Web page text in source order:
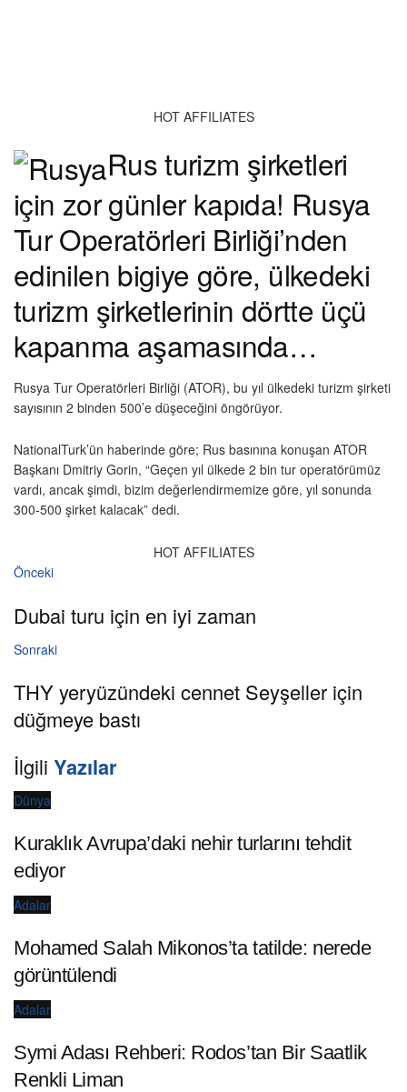
HOT AFFILIATES
Rus turizm şirketleri
için zor günler kapıda! Rusya
Tur Operatörleri Birliği’nden
edinilen bigiye göre, ülkedeki
turizm şirketlerinin dörtte üçü
kapanma aşamasında…
Rusya Tur Operatörleri Birliği (ATOR), bu yıl ülkedeki turizm şirketi
sayısının 2 binden 500’e düşeceğini öngörüyor.
NationalTurk’ün haberinde göre; Rus basınına konuşan ATOR
Başkanı Dmitriy Gorin, “Geçen yıl ülkede 2 bin tur operatörümüz
vardı, ancak şimdi, bizim değerlendirmemize göre, yıl sonunda
300-500 şirket kalacak” dedi.
HOT AFFILIATES
Önceki
Dubai turu için en iyi zaman
Sonraki
THY yeryüzündeki cennet Seyşeller için
düğmeye bastı
İlgili Yazılar
Dünya
Kuraklık Avrupa’daki nehir turlarını tehdit
ediyor
Adalar
Mohamed Salah Mikonos’ta tatilde: nerede
görüntülendi
Adalar
Symi Adası Rehberi: Rodos’tan Bir Saatlik
Renkli Liman